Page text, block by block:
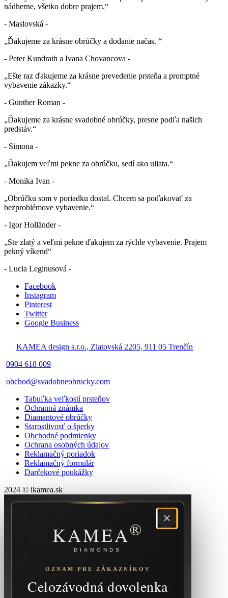
nádherne, všetko dobre prajem.“
- Maslovská -
„Ďakujeme za krásne obrúčky a dodanie načas. “
- Peter Kundrath a Ivana Chovancova -
„Ešte raz ďakujeme za krásne prevedenie prsteňa a promptné
vybavenie zákazky.“
- Gunther Roman -
„Ďakujeme za krásne svadobné obrúčky, presne podľa našich
predstáv.“
- Simona -
„Ďakujem veľmi pekne za obrúčku, sedí ako uliata.“
- Monika Ivan -
„Obrúčku som v poriadku dostal. Chcem sa poďakovať za
bezproblémove vybavenie.“
- Igor Holländer -
„Ste zlatý a veľmi pekne ďakujem za rýchle vybavenie. Prajem
pekný víkend“
- Lucia Leginusová -
Facebook
Instagram
Pinterest
Twitter
Google Business
KAMEA design s.r.o., Zlatovská 2205, 911 05 Trenčín
0904 618 009
obchod@svadobneobrucky.com
Tabuľka veľkostí prsteňov
Ochranná známka
Diamantové obrúčky
Starostlivosť o šperky
Obchodné podmienky
Ochrana osobných údajov
Reklamačný poriadok
Reklamačný formulár
Darčekové poukážky
2024 © ikamea.sk
×
KAMEA®
DIAMONDS
OZNAM PRE ZÁKAZNÍKOV
Celozávodná dovolenka